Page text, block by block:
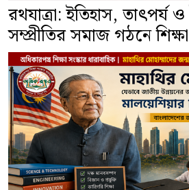
রথযাত্রা: ইতিহাস, তাৎপর্য
সম্প্রীতির সমাজ গঠনে